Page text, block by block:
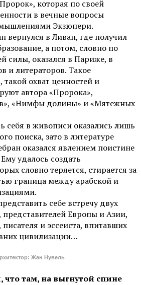
которая по своей
в вечные вопросы
Экзюпери.
вернулся в Ливан, где получил
а потом, словно по
силы, оказался в Париже, в
и литераторов. Такое
охват ценностей и
автора «Пророка»,
«Нимфы долины» и «Мятежных
себя в живописи оказались лишь
поиска, зато в литературе
оказался явлением поистине
удалось создать
словно теряется, стирается за
граница между арабской и
себе встречу двух
представителей Европы и Азии,
и эссеиста, впитавших
цивилизации…
Жан Нувель
что там, на выгнутой спине